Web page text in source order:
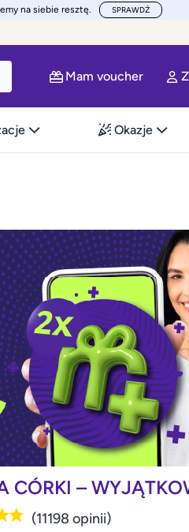
na siebie resztę. SPRAWDŹ
Mam voucher
Okazje
CÓRKI –
(11198 opinii)